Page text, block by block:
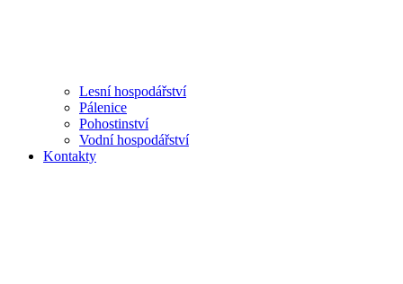
Lesní hospodářství
Pálenice
Pohostinství
Vodní hospodářství
Kontakty